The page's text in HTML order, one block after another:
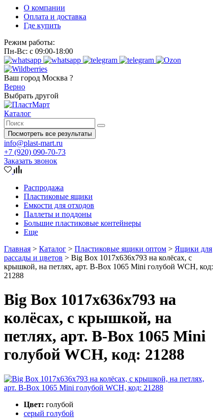
О компании
Оплата и доставка
Где купить
Режим работы:
Пн-Вс: с 09:00-18:00
Ваш город Москва ?
Верно
Выбрать другой
Каталог
Посмотреть все результаты
info@plast-mart.ru
+7 (920) 090-70-73
Заказать звонок
Распродажа
Пластиковые ящики
Емкости для отходов
Паллеты и поддоны
Большие пластиковые контейнеры
Еще
Главная > Каталог > Пластиковые ящики оптом > Ящики для
рассады и цветов > Big Box 1017х636х793 на колёсах, с
крышкой, на петлях, арт. B-Box 1065 Mini голубой WCH, код:
21288
Big Box 1017х636х793 на
колёсах, с крышкой, на
петлях, арт. B-Box 1065 Mini
голубой WCH, код: 21288
Цвет: голубой
серый голубой